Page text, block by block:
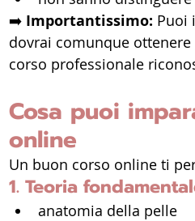
➡️ Importantissimo: Puoi
dovrai comunque
corso professionale
Cosa puoi
online
Un buon corso online ti
1. Teoria
anatomia della pelle